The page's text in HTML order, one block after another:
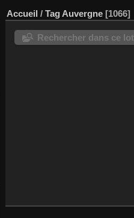
Accueil / Tag Auvergne 1066
Rechercher dans ce lot